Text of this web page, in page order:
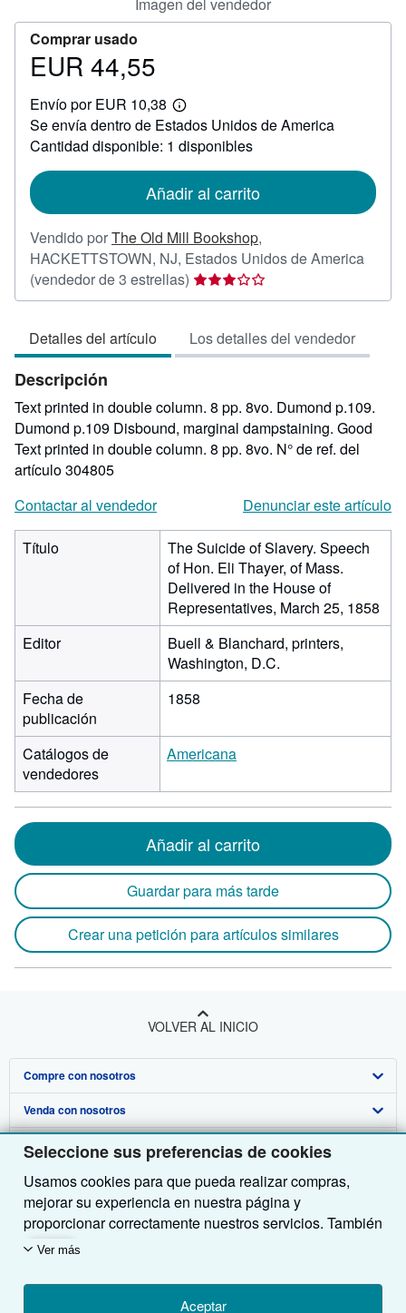
Seleccione sus preferencias de cookies
Usamos cookies para que pueda realizar compras,
mejorar su experiencia en nuestra página y
proporcionar correctamente nuestros servicios. También
utilizamos cookies para comprender el modo en que los
midiendo las visitas al sitio) y así poder realizar
mejoras. Si está de acuerdo, también utilizaremos
Ver más
Aceptar
Comprar usado
Precio
44,55
EUR 44,55
Envío por EUR 10,38
Más
información
sobre
las
envío
Se envía dentro de Estados Unidos de America
Cantidad disponible: 1 disponibles
Añadir al carrito
Vendido porThe Old Mill Bookshop,
HACKETTSTOWN, NJ, Estados Unidos de America
(vendedor de 3 estrellas) Calificación
del
3
de
estrellas
Detalles del artículo Los detalles del vendedor
Descripción
Text printed in double column. 8 pp. 8vo. Dumond p.109.
Dumond p.109 Disbound, marginal dampstaining. Good
Text printed in double column. 8 pp. 8vo. N° de ref. del
artículo 304805
Contactar al vendedor
Denunciar este artículo
Título
The Suicide of Slavery. Speech
of Hon. Eli Thayer, of Mass.
Delivered in the House of
Representatives, March 25, 1858
Editor
Buell & Blanchard, printers,
Washington, D.C.
Fecha de
publicación
1858
Catálogos de
vendedores
Americana
Añadir al carrito
Guardar para más tarde
Crear una petición para artículos similares
VOLVER AL INICIO
Compre con nosotros
Búsqueda avanzada
Colecciones
Mi cuenta
Mis pedidos
Ver carrito
Venda con nosotros
Comenzar a vender
Únase a nuestro programa de afiliados
Recomiende un vendedor
Sobre nosotros
Sobre IberLibro
Medios
Empleo
Política de Privacidad
Obtener Ayuda
Preguntas frecuentes y guías
Atención al Cliente
Otras compañías de AbeBooks
AbeBooks.com
AbeBooks.co.uk
Siga a IberLibro